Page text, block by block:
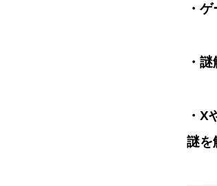
・
・
・X
謎を